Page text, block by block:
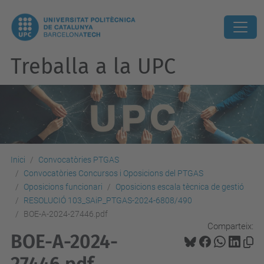
Treballa a la UPC
Inici
Convocatòries PTGAS
Convocatòries Concursos i Oposicions del PTGAS
Oposicions funcionari
Oposicions escala tècnica de gestió
RESOLUCIÓ 103_SAiP_PTGAS-2024-6808/490
BOE-A-2024-27446.pdf
Comparteix:
BOE-A-2024-